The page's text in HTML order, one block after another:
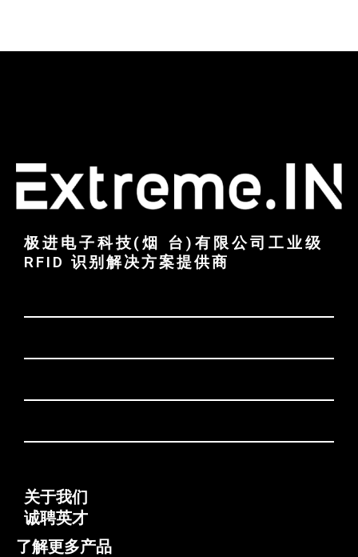
极进电子科技(烟 台)有限公司工业级
RFID 识别解决方案提供商
关于我们
诚聘英才
了解更多产品